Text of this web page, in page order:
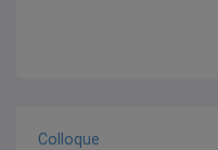
Colloque